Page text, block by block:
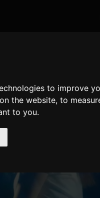
to improve
the website,to
to you.